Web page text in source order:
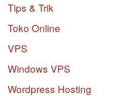
Tips & Trik
Toko Online
VPS
Windows VPS
Wordpress Hosting